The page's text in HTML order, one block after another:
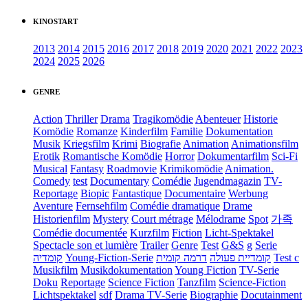
KINOSTART
2013 2014 2015 2016 2017 2018 2019 2020 2021 2022 2023
2024 2025 2026
GENRE
Action Thriller Drama Tragikomödie Abenteuer Historie
Komödie Romanze Kinderfilm Familie Dokumentation
Musik Kriegsfilm Krimi Biografie Animation Animationsfilm
Erotik Romantische Komödie Horror Dokumentarfilm Sci-Fi
Musical Fantasy Roadmovie Krimikomödie Animation.
Comedy test Documentary Comédie Jugendmagazin TV-
Reportage Biopic Fantastique Documentaire Werbung
Aventure Fernsehfilm Comédie dramatique Drame
Historienfilm Mystery Court métrage Mélodrame Spot 가족
Comédie documentée Kurzfilm Fiction Licht-Spektakel
Spectacle son et lumière Trailer Genre Test G&S g Serie
קומדיה Young-Fiction-Serie קומדיית פעולה דרמה קומית
Test c
Musikfilm Musikdokumentation Young Fiction TV-Serie
Doku Reportage Science Fiction Tanzfilm Science-Fiction
Lichtspektakel sdf Drama TV-Serie Biographie Docutainment